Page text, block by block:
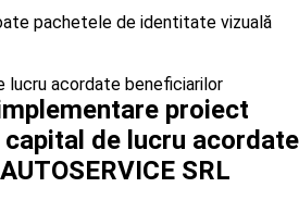
pachetele de identitate vizuală
lucru acordate beneficiarilor
proiect
de lucru acordate
SRL